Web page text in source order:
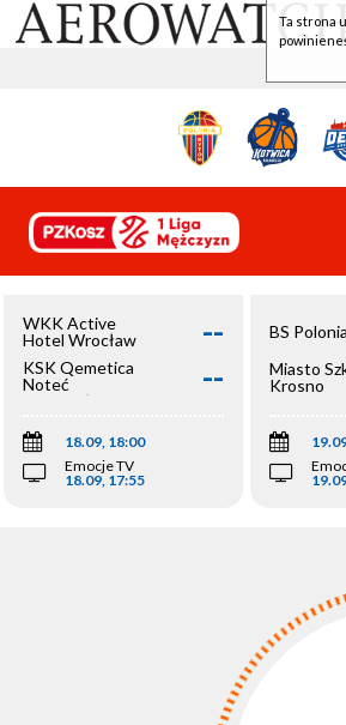
WKK Active
Hotel Wrocław
--
KSK Qemetica
Noteć
Inowrocław
--
18.09, 18:00
Emocje TV
18.09, 17:55
BS
Miasto
Krosno
Ta strona